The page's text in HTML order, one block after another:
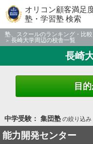
オリコン顧客満足
塾・学習塾 検索
塾、スクールのランキング・比較
長崎大学周辺の校舎一覧
長崎
目
中学受験： 集団塾の絞り込み
能力開発センター